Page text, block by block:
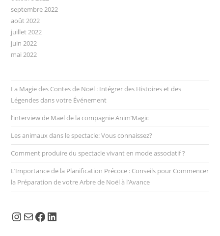
septembre 2022
août 2022
juillet 2022
juin 2022
mai 2022
La Magie des Contes de Noël : Intégrer des Histoires et des
Légendes dans votre Événement
l’interview de Mael de la compagnie Anim’Magic
Les animaux dans le spectacle: Vous connaissez?
Comment produire du spectacle vivant en mode associatif ?
L’Importance de la Planification Précoce : Conseils pour Commencer
la Préparation de votre Arbre de Noël à l’Avance
Instagram
E-mailFacebook
LinkedIn